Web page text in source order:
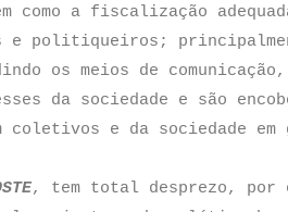
como a fiscalização
e politiqueiros;
os meios de
da sociedade e são
coletivos e da sociedade em
, tem total desprezo,